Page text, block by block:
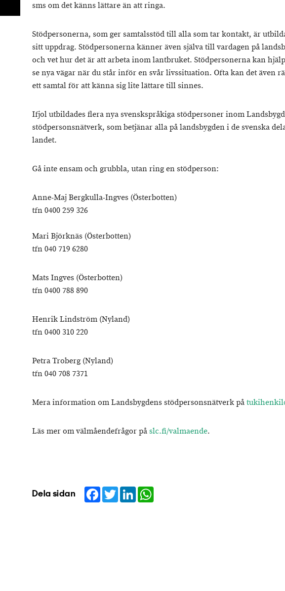
sms om det känns lättare än att ringa.
Stödpersonerna, som ger samtalsstöd till alla som tar kontakt, är
sitt uppdrag. Stödpersonerna känner även själva till vardagen på
och vet hur det är att arbeta inom lantbruket. Stödpersonerna kan
se nya vägar när du står inför en svår livssituation. Ofta kan det även
ett samtal för att känna sig lite lättare till sinnes.
Ifjol utbildades flera nya svenskspråkiga stödpersoner inom
stödpersonsnätverk, som betjänar alla på landsbygden i de svenska
landet.
Gå inte ensam och grubbla, utan ring en stödperson:
Anne-Maj Bergkulla-Ingves (Österbotten)
tfn 0400 259 326
Mari Björknäs (Österbotten)
tfn 040 719 6280
Mats Ingves (Österbotten)
tfn 0400 788 890
Henrik Lindström (Nyland)
tfn 0400 310 220
Petra Troberg (Nyland)
tfn 040 708 7371
Mera information om Landsbygdens stödpersonsnätverk på
Läs mer om välmåendefrågor påslc.fi/valmaende.
Dela sidan Facebook
TwitterLinkedIn